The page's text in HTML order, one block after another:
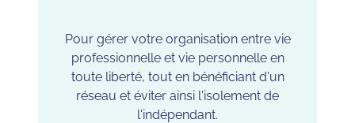
Pour gérer votre organisation entre vie
professionnelle et vie personnelle en
toute liberté, tout en bénéficiant d'un
réseau et éviter ainsi l'isolement de
l'indépendant.